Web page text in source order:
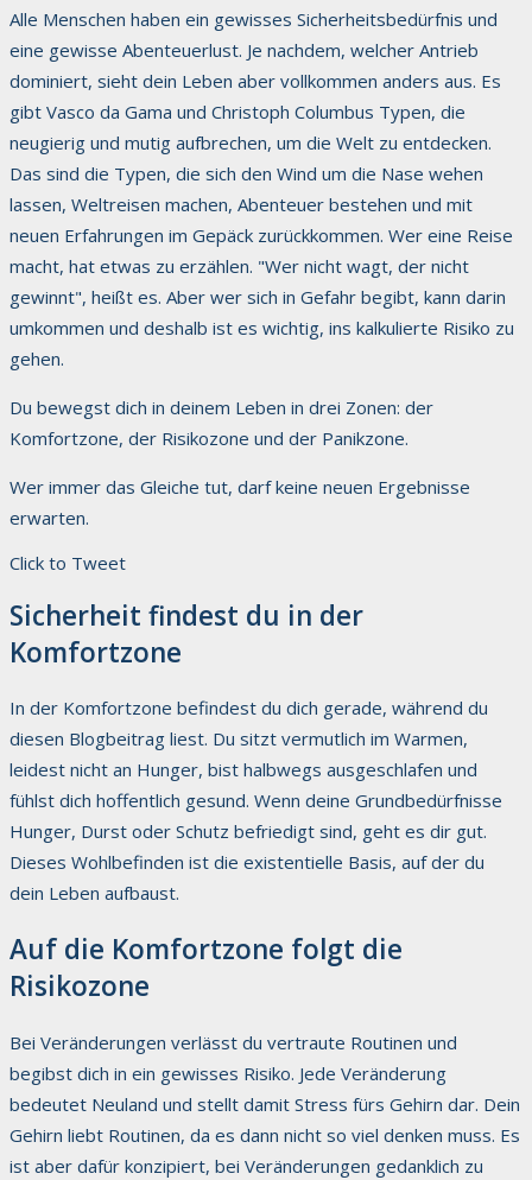
Alle Menschen haben ein gewisses Sicherheitsbedürfnis und
eine gewisse Abenteuerlust. Je nachdem, welcher Antrieb
dominiert, sieht dein Leben aber vollkommen anders aus. Es
gibt Vasco da Gama und Christoph Columbus Typen, die
neugierig und mutig aufbrechen, um die Welt zu entdecken.
Das sind die Typen, die sich den Wind um die Nase wehen
lassen, Weltreisen machen, Abenteuer bestehen und mit
neuen Erfahrungen im Gepäck zurückkommen. Wer eine Reise
macht, hat etwas zu erzählen. "Wer nicht wagt, der nicht
gewinnt", heißt es. Aber wer sich in Gefahr begibt, kann darin
umkommen und deshalb ist es wichtig, ins kalkulierte Risiko zu
gehen.
Du bewegst dich in deinem Leben in drei Zonen: der
Komfortzone, der Risikozone und der Panikzone.
Wer immer das Gleiche tut, darf keine neuen Ergebnisse
erwarten.
Click to Tweet
Sicherheit findest du in der
Komfortzone
In der Komfortzone befindest du dich gerade, während du
diesen Blogbeitrag liest. Du sitzt vermutlich im Warmen,
leidest nicht an Hunger, bist halbwegs ausgeschlafen und
fühlst dich hoffentlich gesund. Wenn deine Grundbedürfnisse
Hunger, Durst oder Schutz befriedigt sind, geht es dir gut.
Dieses Wohlbefinden ist die existentielle Basis, auf der du
dein Leben aufbaust.
Auf die Komfortzone folgt die
Risikozone
Bei Veränderungen verlässt du vertraute Routinen und
begibst dich in ein gewisses Risiko. Jede Veränderung
bedeutet Neuland und stellt damit Stress fürs Gehirn dar. Dein
Gehirn liebt Routinen, da es dann nicht so viel denken muss. Es
ist aber dafür konzipiert, bei Veränderungen gedanklich zu